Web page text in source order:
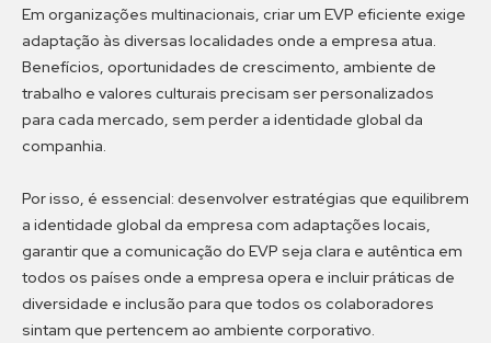
Em organizações multinacionais, criar um EVP eficiente exige
adaptação às diversas localidades onde a empresa atua.
Benefícios, oportunidades de crescimento, ambiente de
trabalho e valores culturais precisam ser personalizados
para cada mercado, sem perder a identidade global da
companhia.
Por isso, é essencial: desenvolver estratégias que equilibrem
a identidade global da empresa com adaptações locais,
garantir que a comunicação do EVP seja clara e autêntica em
todos os países onde a empresa opera e incluir práticas de
diversidade e inclusão para que todos os colaboradores
sintam que pertencem ao ambiente corporativo.